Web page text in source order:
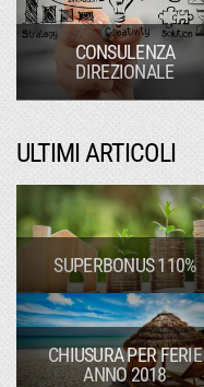
CONSULENZA
DIREZIONALE
ULTIMI ARTICOLI
SUPERBONUS 110%
CHIUSURA PER FERIE
ANNO 2018